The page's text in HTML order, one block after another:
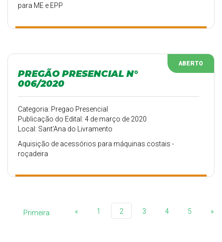
para ME e EPP
ABERTO
PREGÃO PRESENCIAL N°
006/2020
Categoria: Pregao Presencial
Publicação do Edital: 4 de março de 2020
Local: Sant'Ana do Livramento
Aquisição de acessórios para máquinas costais -
roçadeira
Primeira « 1 2 3 4 5 »